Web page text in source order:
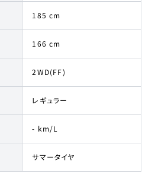
185 cm
166 cm
2WD(FF)
レギュラー
- km/L
サマータイヤ